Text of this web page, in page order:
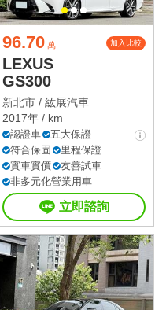
96.70 萬 加入比較
LEXUS
GS300
新北市 / 紘展汽車
2017年 / km
認證車
五大保證
符合保固
里程保證
實車實價
友善試車
非多元化營業用車
立即諮詢